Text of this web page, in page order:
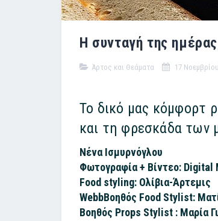
Η συνταγή της
Άρτος και Θεάματα 17
Το δικό μας κόμφορτ
και τη φρεσκάδα των
Νένα Ισμυρνόγλου
Φωτογραφία + Βίντεο: Digital
Food styling: Ολίβια-Άρτεμις
WebbΒοηθός Food Stylist:
Βοηθός Props Stylist : Μαρία